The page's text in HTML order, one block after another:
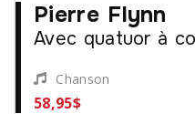
Pierre Flynn
Avec quatuor à
Chanson
58,95$